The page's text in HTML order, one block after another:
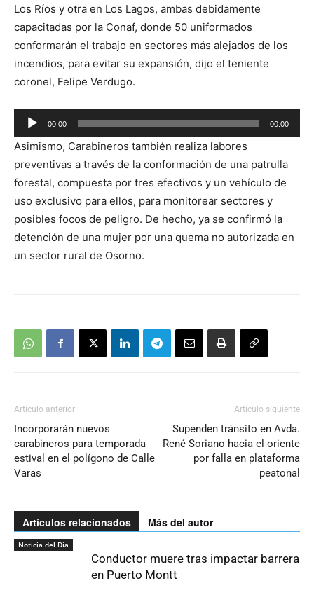
Los Ríos y otra en Los Lagos, ambas debidamente
capacitadas por la Conaf, donde 50 uniformados
conformarán el trabajo en sectores más alejados de los
incendios, para evitar su expansión, dijo el teniente
coronel, Felipe Verdugo.
Reproductor
de
audio
00:00 00:00
Asimismo, Carabineros también realiza labores
preventivas a través de la conformación de una patrulla
forestal, compuesta por tres efectivos y un vehículo de
uso exclusivo para ellos, para monitorear sectores y
posibles focos de peligro. De hecho, ya se confirmó la
detención de una mujer por una quema no autorizada en
un sector rural de Osorno.
Artículo anterior
Incorporarán nuevos
carabineros para temporada
estival en el polígono de Calle
Varas
Artículo siguiente
Supenden tránsito en Avda.
René Soriano hacia el oriente
por falla en plataforma
peatonal
Artículos relacionados Más del autor
Noticia del Día
Conductor muere tras impactar barrera
en Puerto Montt